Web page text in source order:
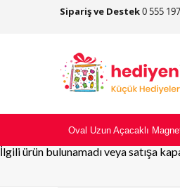
Sipariş ve Destek0 555
Oval Uzun Açacaklı
İlgili ürün bulunamadı veya satışa